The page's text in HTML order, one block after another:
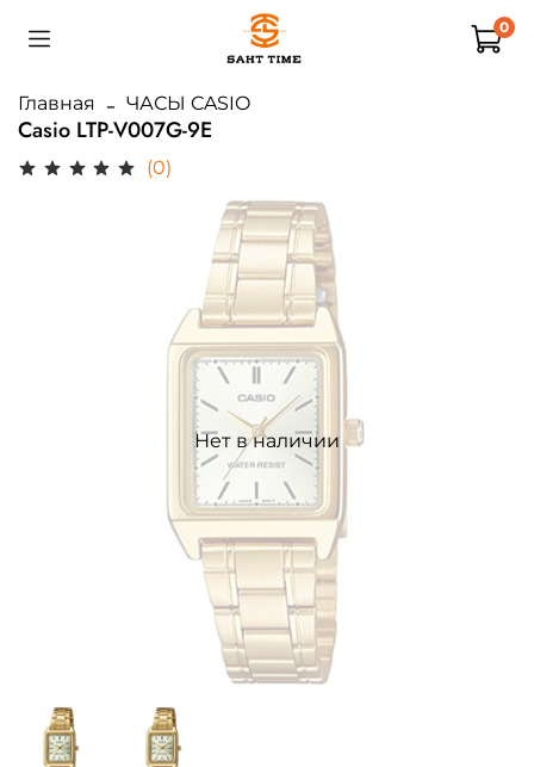
0
Главная ЧАСЫ CASIO
Casio LTP-V007G-9E
(0)
Нет в наличии